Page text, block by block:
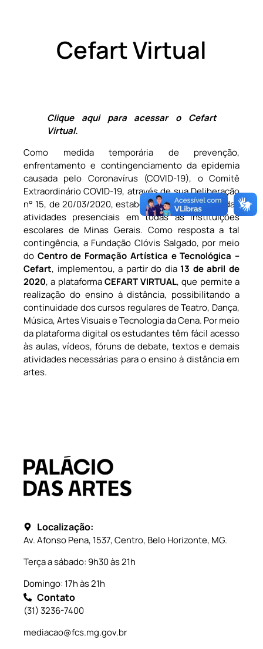
Cefart Virtual
Clique aquipara acessar o Cefart
Virtual.
Como medida temporária de prevenção,
enfrentamento e contingenciamento da epidemia
causada pelo Coronavírus (COVID-19), o Comitê
Extraordinário COVID-19, através de sua Deliberação
n° 15, de 20/03/2020, estabeleceu a suspensão das
atividades presenciais em todas as instituições
escolares de Minas Gerais. Como resposta a tal
contingência, a Fundação Clóvis Salgado, por meio
do Centro de Formação Artística e Tecnológica –
Cefart, implementou, a partir do dia13 de abril de
2020, a plataformaCEFART VIRTUAL, que permite a
realização do ensino à distância, possibilitando a
continuidade dos cursos regulares de Teatro, Dança,
Música, Artes Visuais e Tecnologia da Cena. Por meio
da plataforma digital os estudantes têm fácil acesso
às aulas, vídeos, fóruns de debate, textos e demais
atividades necessárias para o ensino à distância em
artes.
Localização:
Av. Afonso Pena, 1537, Centro, Belo Horizonte, MG.
Terça a sábado: 9h30 às 21h
Domingo: 17h às 21h
Contato
(31) 3236-7400
mediacao@fcs.mg.gov.br